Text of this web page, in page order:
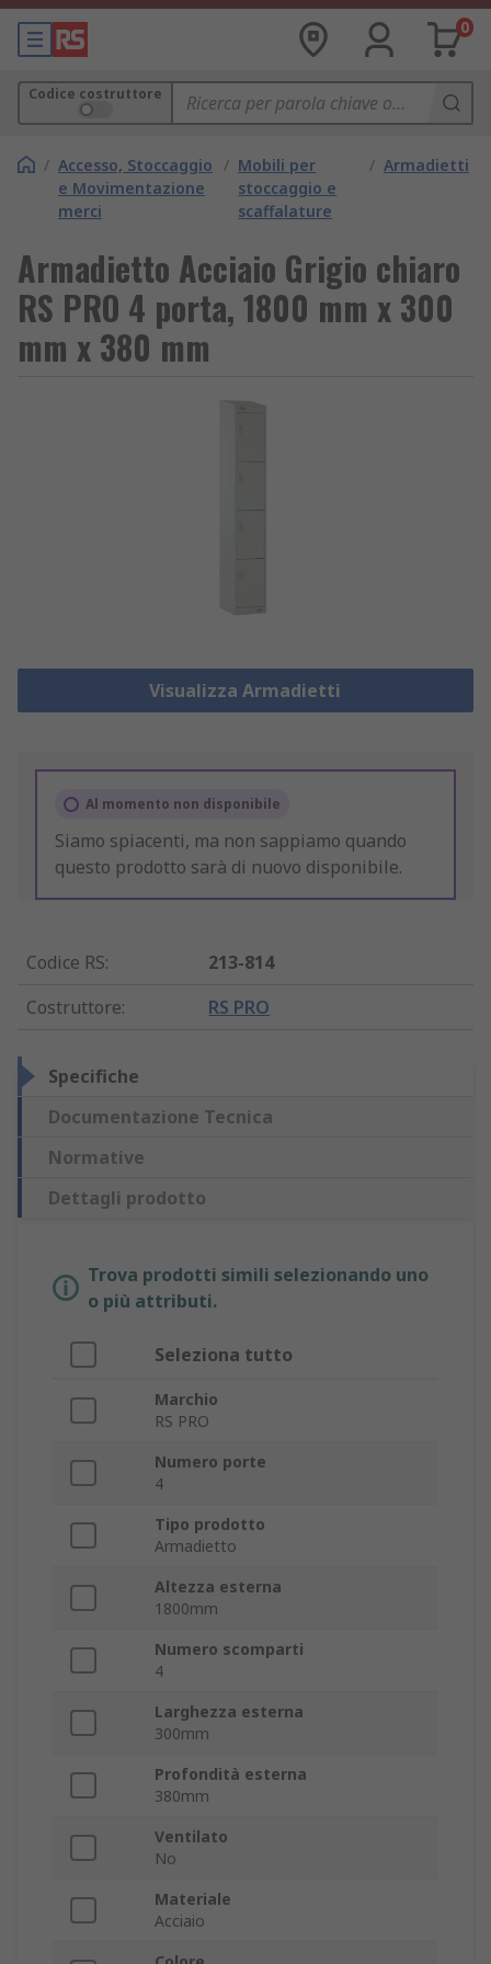
0
Codice costruttore
/ Accesso, Stoccaggio
e Movimentazione
merci
/ Mobili per
stoccaggio e
scaffalature
/ Armadietti
Armadietto Acciaio Grigio chiaro
RS PRO 4 porta, 1800 mm x 300
mm x 380 mm
Visualizza Armadietti
Al momento non disponibile
Siamo spiacenti, ma non sappiamo quando
questo prodotto sarà di nuovo disponibile.
Codice RS:
213-814
Costruttore: RS PRO
Specifiche
Documentazione Tecnica
Normative
Dettagli prodotto
Trova prodotti simili selezionando uno
o più attributi.
Seleziona tutto
Marchio
RS PRO
Numero porte
4
Tipo prodotto
Armadietto
Altezza esterna
1800mm
Numero scomparti
4
Larghezza esterna
300mm
Profondità esterna
380mm
Ventilato
No
Materiale
Acciaio